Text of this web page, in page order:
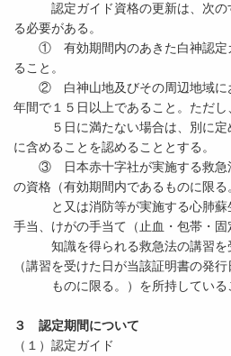
認定ガイド資格の更新は、次の
る必要がある。
① 有効期間内のあきた白神認定
ること。
② 白神山地及びその周辺地域にお
年間で１５日以上であること。ただし
５日に満たない場合は、別に定
に含めることを認めることとする。
③ 日本赤十字社が実施する救急法
の資格（有効期間内であるものに限る
と又は消防等が実施する心肺蘇
手当、けがの手当て（止血・包帯・
知識を得られる救急法の講習を
（講習を受けた日が当該証明書の発
ものに限る。）を所持している
３ 認定期間について
（１）認定ガイド